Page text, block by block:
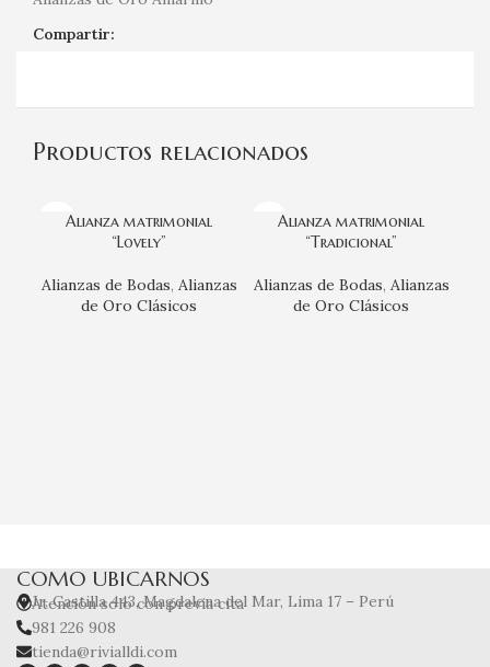
Compartir:
Productos relacionados
Alianza matrimonial
“Lovely”
Alianzas de Bodas, Alianzas
de Oro Clásicos
Alianza matrimonial
“Tradicional”
Alianzas de Bodas, Alianzas
de Oro Clásicos
COMO UBICARNOS
Jr. Castilla 443, Magdalena del Mar, Lima 17 – Perú
Atención solo con previa cita
981 226 908
tienda@rivialldi.com